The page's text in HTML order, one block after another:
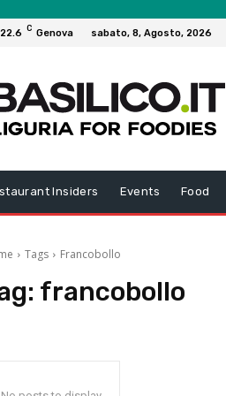
22.6 C Genova sabato, 8, Agosto, 2026
Insiders Events Food
Tags Francobollo
francobollo